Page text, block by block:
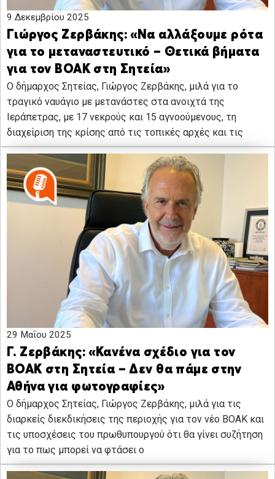
9 Δεκεμβρίου 2025
Γιώργος Ζερβάκης: «Να αλλάξουμε ρότα
για το μεταναστευτικό – Θετικά βήματα
για τον ΒΟΑΚ στη Σητεία»
Ο δήμαρχος Σητείας, Γιώργος Ζερβάκης, μιλά για το
τραγικό ναυάγιο με μετανάστες στα ανοιχτά της
Ιεράπετρας, με 17 νεκρούς και 15 αγνοούμενους, τη
διαχείριση της κρίσης από τις τοπικές αρχές και τις
29 Μαΐου 2025
Γ. Ζερβάκης: «Κανένα σχέδιο για τον
ΒΟΑΚ στη Σητεία – Δεν θα πάμε στην
Αθήνα για φωτογραφίες»
Ο δήμαρχος Σητείας, Γιώργος Ζερβάκης, μιλά για τις
διαρκείς διεκδικήσεις της περιοχής για τον νέο ΒΟΑΚ και
τις υποσχέσεις του πρωθυπουργού ότι θα γίνει συζήτηση
για το πως μπορεί να φτάσει ο